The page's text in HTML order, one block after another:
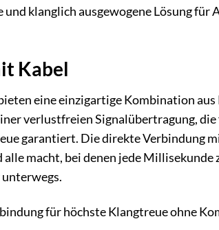
klanglich ausgewogene Lösung für
Kabel
eine einzigartige Kombination
verlustfreien Signalübertragung,
garantiert. Die direkte Verbindung
macht, bei denen jede
für höchste Klangtreue ohne